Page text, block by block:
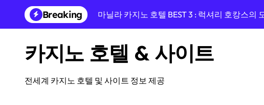
content
Breaking
마닐라 카지노 호텔 BEST 3 : 럭셔리 호캉스의
프라하 중심, 프라이데이 호텔과 카지노 앰버서
프라하 여행의 완성, 호텔 리버티 프라하와 카
카지노 호텔 & 사이트
전세계 카지노 호텔 및 사이트 정보 제공